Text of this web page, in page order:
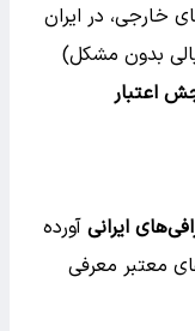
خارجی، در ایران
بدون مشکل)
اعتبار
ایرانی آورده
معتبر معرفی